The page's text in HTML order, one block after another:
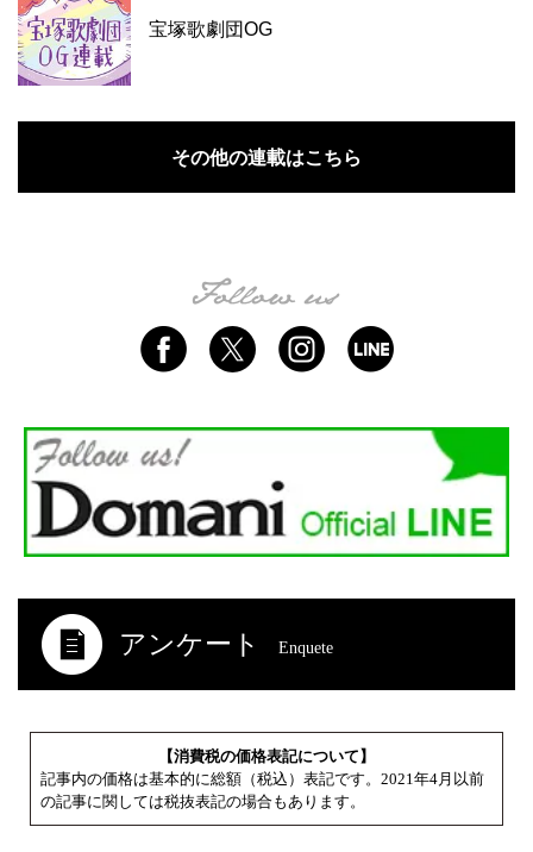
宝塚歌劇団OG
その他の連載はこちら
アンケート Enquete
【消費税の価格表記について】
記事内の価格は基本的に総額（税込）表記です。2021年4月以前
の記事に関しては税抜表記の場合もあります。